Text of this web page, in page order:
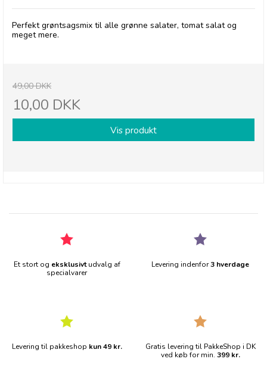
Perfekt grøntsagsmix til alle grønne salater, tomat salat og
meget mere.
49,00 DKK
10,00 DKK
Vis produkt
Et stort og eksklusivtudvalg af
specialvarer
Levering indenfor3 hverdage
Levering til pakkeshop kun 49 kr.
Gratis levering til PakkeShop i DK
ved køb for min. 399 kr.